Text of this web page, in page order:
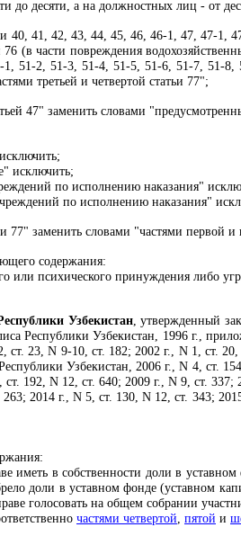
до десяти, а на должностных лиц - от
40, 41, 42, 43, 44, 45, 46, 46-1, 47, 47-
(в части повреждения
51-2, 51-3, 51-4, 51-5, 51-6, 51-7, 51-
третьей и четвертой статьи 77";
47" заменить словами
исключить;
по исполнению наказания"
по исполнению наказания"
77" заменить словами "частями первой и
содержания:
или психического принуждения либо
Узбекистан, утвержденный
Республики Узбекистан, 1996 г.,
ст. 23, N 9-10, ст. 182; 2002 г., N 1, ст.
Узбекистан, 2006 г., N 4, ст.
192, N 12, ст. 640; 2009 г., N 9, ст.
2014 г., N 5, ст. 130, N 12, ст. 343;
иметь в собственности доли в
доли в уставном фонде (уставном
голосовать на общем собрании
частями четвертой, пятой и